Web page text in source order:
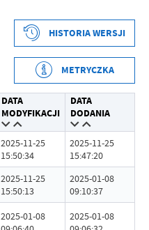
2025-01-08 08:59:22
Luiza Kędracka
2025-01-08 09:07:11
Luiza Kędracka
Brak modyfikacji
HISTORIA WERSJI
METRYCZKA
DATA
MODYFIKACJI
DATA
DODANIA
2025-11-25
15:50:34
2025-11-25
15:47:20
2025-11-25
15:50:13
2025-01-08
09:10:37
2025-01-08
2025-01-08